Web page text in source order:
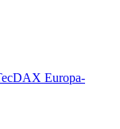
Europa-